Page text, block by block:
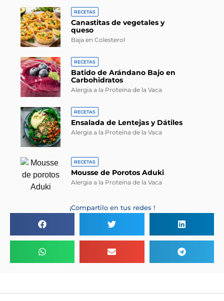
RECETAS
Canastitas de vegetales y
queso
Baja en Colesterol
RECETAS
Batido de Arándano Bajo en
Carbohidratos
Alergia a la Proteína de la Vaca
RECETAS
Ensalada de Lentejas y Dátiles
Alergia a la Proteína de la Vaca
RECETAS
Mousse de Porotos Aduki
Alergia a la Proteína de la Vaca
¡Compartilo en tus redes !